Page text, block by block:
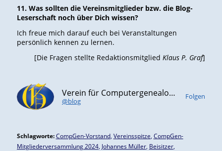
11. Was sollten die Vereinsmitglieder bzw. die Blog-
Leserschaft noch über Dich wissen?
Ich freue mich darauf euch bei Veranstaltungen
persönlich kennen zu lernen.
[Die Fragen stellte RedaktionsmitgliedKlaus P. Graf]
Verein für Computergenealogie e.V. (CompGen)
@blog
Folgen
Schlagworte: CompGen-Vorstand, Vereinsspitze CompGen-
Mitgliederversammlung 2024, Johannes Müller, Beisitzer,